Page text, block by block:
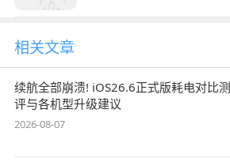
相关文章
续航全部崩溃! iOS26.6正式版耗电对比测
评与各机型升级建议
2026-08-07